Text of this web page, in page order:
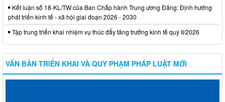
Kết luận số 18-KL/TW của Ban Chấp hành Trung ương Đảng: Định hướng
phát triển kinh tế - xã hội giai đoạn 2026 - 2030
Tập trung triển khai nhiệm vụ thúc đẩy tăng trưởng kinh tế quý II/2026
VĂN BẢN TRIỂN KHAI VÀ QUY PHẠM PHÁP LUẬT MỚI